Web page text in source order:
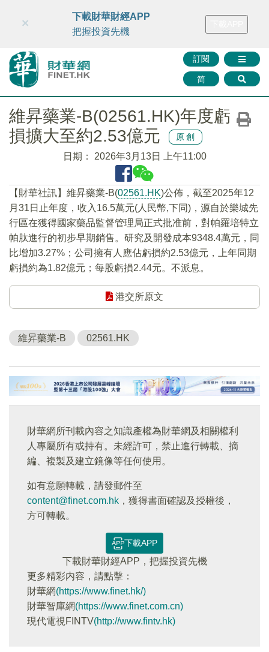
財華智庫網 FINTV FINMETA 財華證券 媒體矩陣
訂閱
简
×
下載財華財經APP
把握投資先機
維昇藥業-B(02561.HK)年度虧
損擴大至約2.53億元
原創
日期： 2026年3月13日 上午11:00
​【財華社訊】維昇藥業-B(02561.HK)公佈，截至2025年12
月31日止年度，收入16.5萬元(人民幣,下同)，源自於樂城先
行區在獲得國家藥品監督管理局正式批准前，對帕羅培特立
帕肽進行的初步早期銷售。研究及開發成本9348.4萬元，同
比增加3.27%；公司擁有人應佔虧損約2.53億元，上年同期
虧損約為1.82億元；每股虧損2.44元。不派息。
港交所原文
維昇藥業-B 02561.HK
財華網所刊載內容之知識產權為財華網及相關權利
人專屬所有或持有。未經許可，禁止進行轉載、摘
編、複製及建立鏡像等任何使用。
如有意願轉載，請發郵件至
content@finet.com.hk ，獲得書面確認及授權後，
方可轉載。
下載APP
下載財華財經APP，把握投資先機
更多精彩内容，請點擊：
財華網(https://www.finet.hk/)
財華智庫網(https://www.finet.com.cn)
現代電視FINTV(http://www.fintv.hk)